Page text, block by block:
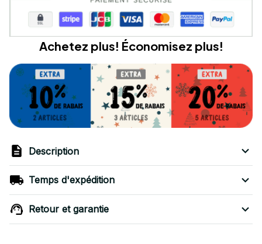
Achetez plus! Économisez plus!
Description
Temps d'expédition
Retour et garantie